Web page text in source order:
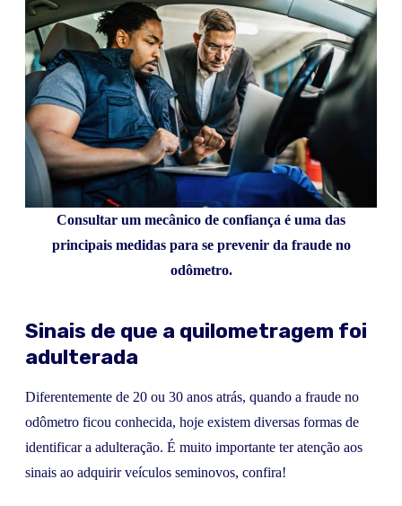
Consultar um mecânico de confiança é uma das
principais medidas para se prevenir da fraude no
odômetro.
Sinais de que a quilometragem foi
adulterada
Diferentemente de 20 ou 30 anos atrás, quando a fraude no
odômetro ficou conhecida, hoje existem diversas formas de
identificar a adulteração. É muito importante ter atenção aos
sinais ao adquirir veículos seminovos, confira!